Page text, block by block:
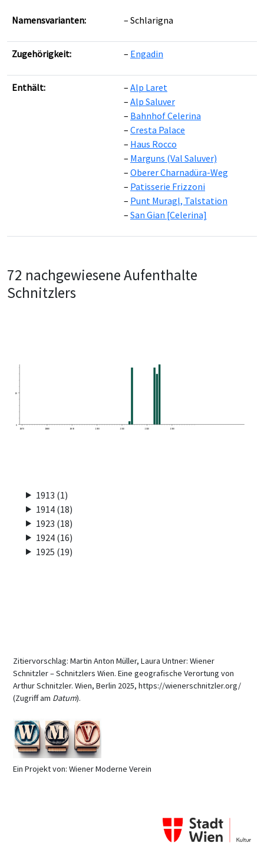
Namensvarianten: Schlarigna
Zugehörigkeit: Engadin
Enthält:
Alp Laret
Alp Saluver
Bahnhof Celerina
Cresta Palace
Haus Rocco
Marguns (Val Saluver)
Oberer Charnadüra-Weg
Patisserie Frizzoni
Punt Muragl, Talstation
San Gian [Celerina]
72 nachgewiesene Aufenthalte
Schnitzlers
0
10
1870 1880 1890 1900 1910 1920 1930
1913 (1)
1914 (18)
1923 (18)
1924 (16)
1925 (19)
Zitiervorschlag: Martin Anton Müller, Laura Untner: Wiener
Schnitzler – Schnitzlers Wien. Eine geografische Verortung von
Arthur Schnitzler. Wien, Berlin 2025, https://wienerschnitzler.org/
(Zugriff am Datum).
Ein Projekt von: Wiener Moderne Verein